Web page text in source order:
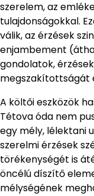
szerelem, az
tulajdonságokkal.
válik, az érzések
enjambement
gondolatok,
megszakítottságát
A költői eszközök
Tétova óda nem
egy mély, lélektani
szerelmi érzések
törékenységét is
öncélú díszítő
mélységének